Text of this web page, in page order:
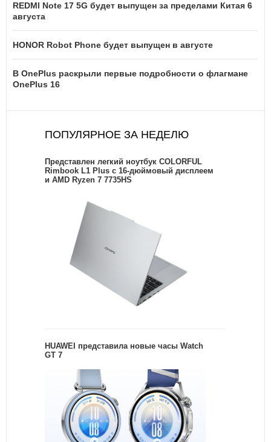
REDMI Note 17 5G будет выпущен за пределами Китая 6
августа
HONOR Robot Phone будет выпущен в августе
В OnePlus раскрыли первые подробности о флагмане
OnePlus 16
ПОПУЛЯРНОЕ ЗА НЕДЕЛЮ
Представлен легкий ноутбук COLORFUL
Rimbook L1 Plus с 16-дюймовый дисплеем
и AMD Ryzen 7 7735HS
HUAWEI представила новые часы Watch
GT 7